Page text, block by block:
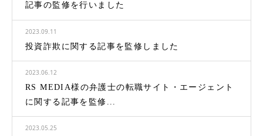
記事の監修を行いました
2023.09.11
投資詐欺に関する記事を監修しました
2023.06.12
RS MEDIA様の弁護士の転職サイト・エージェント
に関する記事を監修...
2023.05.25